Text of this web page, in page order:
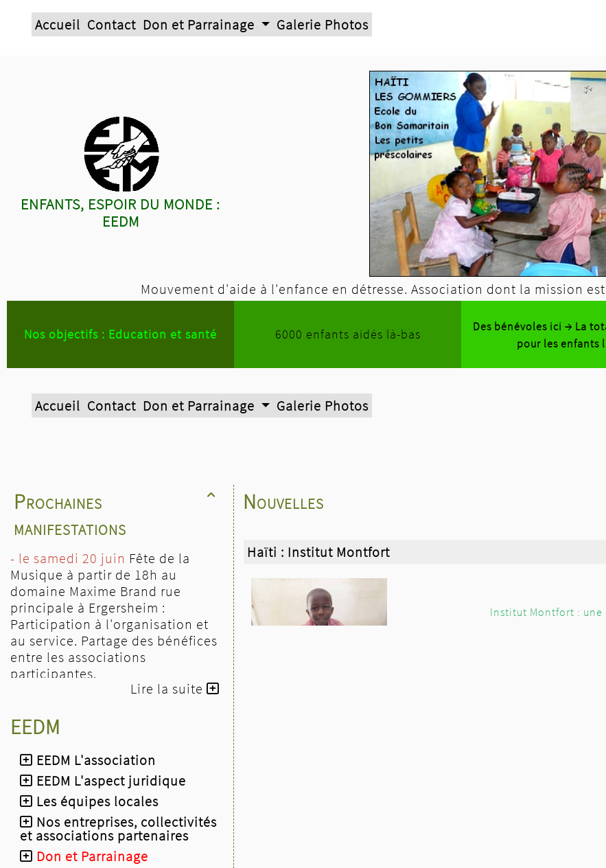
Accueil Contact Don et Parrainage Galerie Photos
ENFANTS, ESPOIR DU MONDE :
EEDM
Mouvement d'aide à l'enfance en détresse. Association dont la mission
Nos objectifs : Education et santé 6000 enfants aidés là-bas
Des bénévoles ici → La
pour les enfants
Accueil Contact Don et Parrainage Galerie Photos

Prochaines
manifestations
- le samedi 20 juin Fête de la
Musique à partir de 18h au
domaine Maxime Brand rue
principale à Ergersheim :
Participation à l'organisation et
au service. Partage des bénéfices
entre les associations
participantes.
- le dimanche 27 septembre:
l'association "Fleurs et Fruits
Dorlisheim", à partir de 10h à
l'Espace Pluriel de Dorlisheim.
- 10 et 11 octobre 2026 l'après-
midi: stand EEDM au Messti à
l’Espace W de Weyersheim
- le dimanche 11 octobre 2026 à
17 h: concert KLEZMER par le
groupe PASSAGE KLEZMER à
Lire la suite
EEDM
EEDM L'association
EEDM L'aspect juridique
Les équipes locales
Nos entreprises, collectivités
et associations partenaires
Don et Parrainage
Nouvelles
Haïti : Institut Montfort
Institut Montfort : une